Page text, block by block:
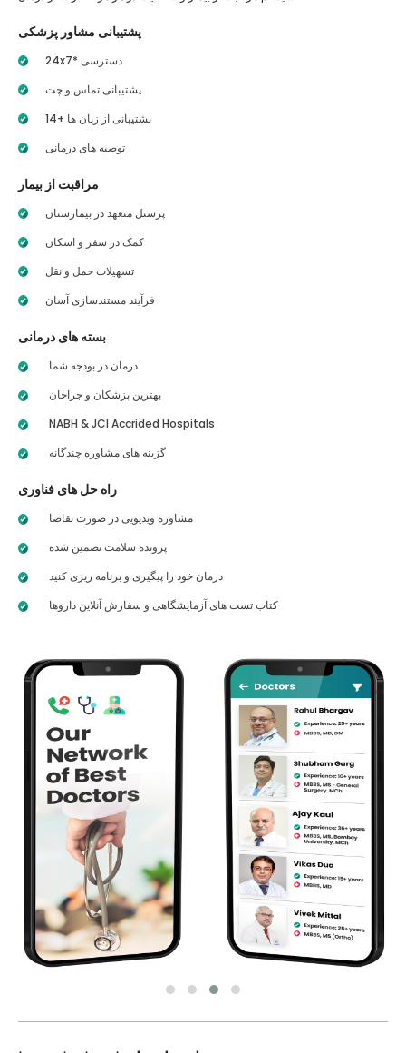
پشتیبانی مشاور پزشکی
24x7* دسترسی
پشتیبانی تماس و چت
14+ پشتیبانی از زبان ها
توصیه های درمانی
مراقبت از بیمار
پرسنل متعهد در بیمارستان
کمک در سفر و اسکان
تسهیلات حمل و نقل
فرآیند مستندسازی آسان
بسته های درمانی
درمان در بودجه شما
بهترین پزشکان و جراحان
NABH & JCI Accrided Hospitals
گزینه های مشاوره چندگانه
راه حل های فناوری
مشاوره ویدیویی در صورت تقاضا
پرونده سلامت تضمین شده
درمان خود را پیگیری و برنامه ریزی کنید
کتاب تست های آزمایشگاهی و سفارش آنلاین داروها